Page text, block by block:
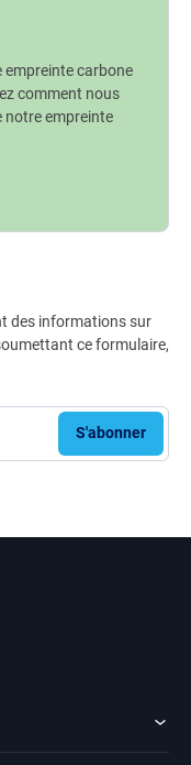
carbone
comment nous
notre empreinte
des informations sur
ce formulaire,
S'abonner